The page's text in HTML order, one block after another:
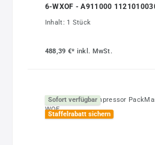
6-WXOF - A911000
Inhalt: 1 Stück
488,39 €* inkl. MwSt.
Sofort verfügbar
Staffelrabatt sichern